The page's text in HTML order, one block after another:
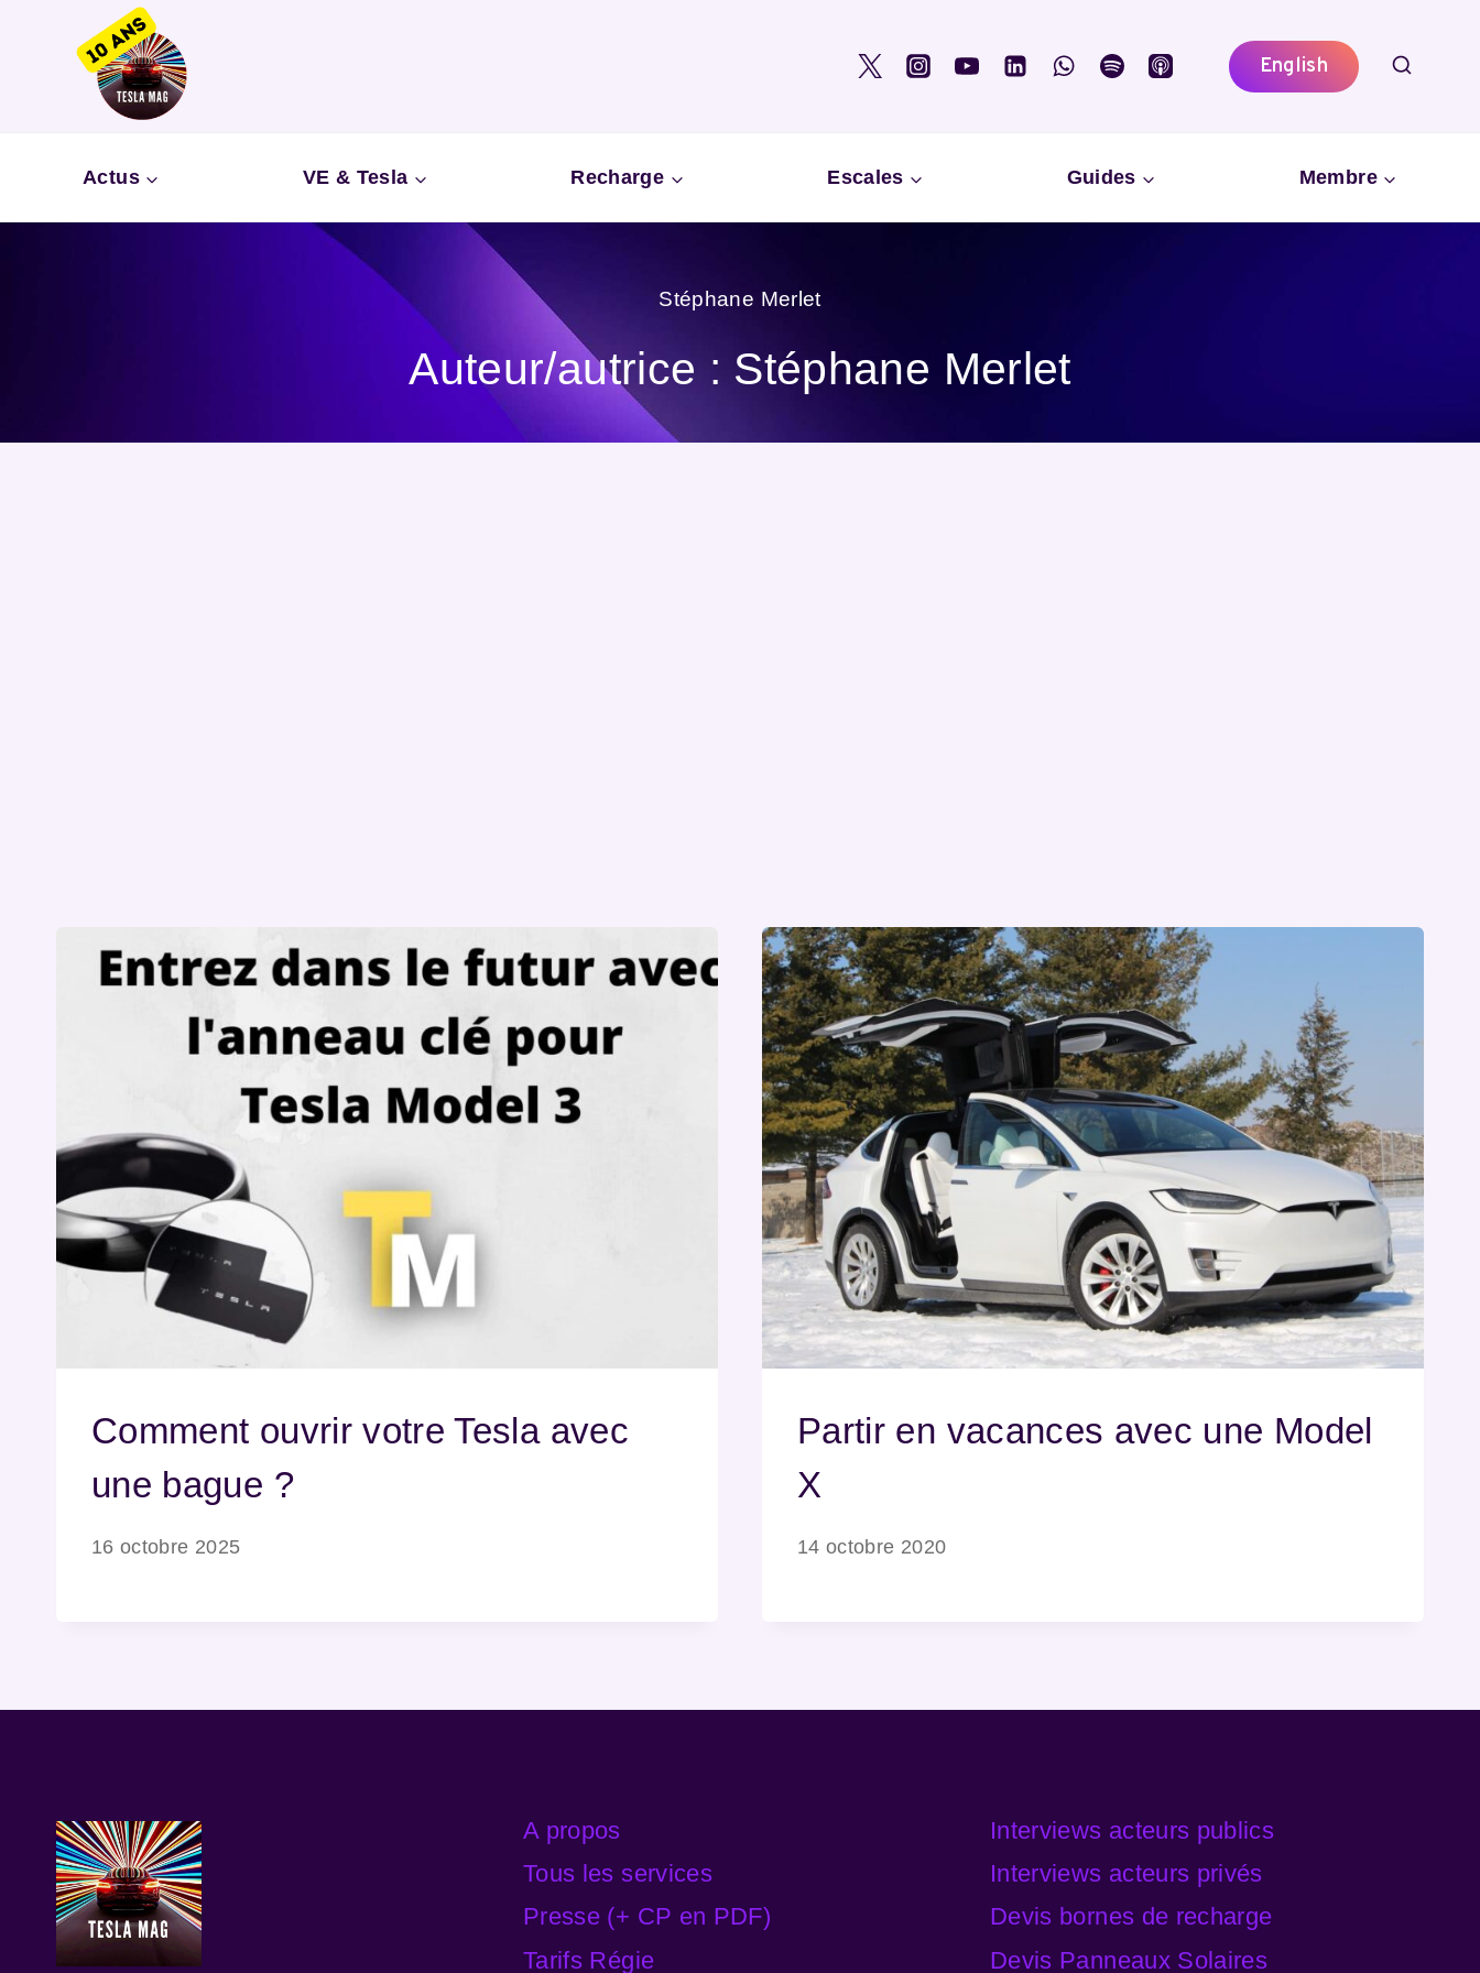
English
Actus VE & Tesla Recharge Escales Guides Membre
Stéphane Merlet
Auteur/autrice : Stéphane Merlet
Comment ouvrir votre Tesla avec
une bague ?
16 octobre 2025
Partir en vacances avec une Model
X
14 octobre 2020
A propos
Tous les services
Presse (+ CP en PDF)
Tarifs Régie
Interviews acteurs publics
Interviews acteurs privés
Devis bornes de recharge
Devis Panneaux Solaires